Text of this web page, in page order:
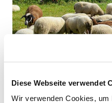
Diese Webseite verwendet
Wir verwenden Cookies, um
Layout einplanen. Es ist keine weitere
Nutzer notwendig.